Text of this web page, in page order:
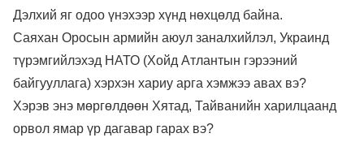
Дэлхий яг одоо үнэхээр хүнд нөхцөлд байна.
Саяхан Оросын армийн аюул заналхийлэл, Украинд
түрэмгийлэхэд НАТО (Хойд Атлантын гэрээний
байгууллага) хэрхэн хариу арга хэмжээ авах вэ?
Хэрэв энэ мөргөлдөөн Хятад, Тайванийн харилцаанд
орвол ямар үр дагавар гарах вэ?